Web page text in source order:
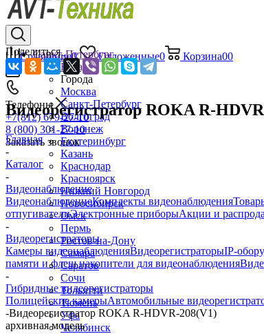
Сравнение0 Отложенные0 Корзина00
Телефоны
+7(812) 679-27-10
8 (800) 301-27-10
Заказать звонок
Санкт-Петербург
Назад
Города
Москва
Санкт-Петербург
Волгоград
Воронеж
Екатеринбург
Казань
Краснодар
Красноярск
Нижний Новгород
Новосибирск
Омск
Пермь
Ростов-на-Дону
Самара
Саратов
Сочи
Тольятти
Тюмень
Уфа
Челябинск
Поделиться
Видеорегистратор ROKA R-
Главная
-
Каталог
-
Видеонаблюдение
ВидеонаблюдениеКомплекты видеонаблюдения
отпугивателиЭлектронные приборыАкции и
-
Видеорегистраторы
Камеры видеонаблюденияВидеорегистраторыIP-
памяти и флеш накопители для видеонаблюдения
-
Гибридные видеорегистраторы
Полицейские камерыАвтомобильные
-Видеорегистратор ROKA R-HDVR-208(V1)
архивная модель